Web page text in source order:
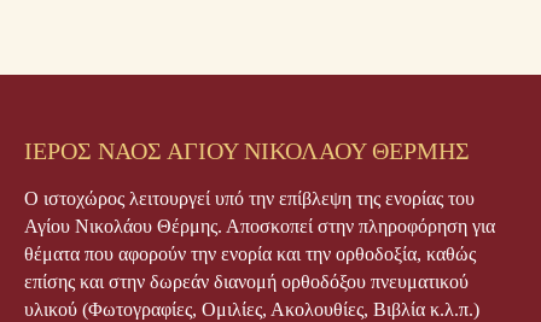
ΙΕΡΟΣ ΝΑΟΣ ΑΓΙΟΥ ΝΙΚΟΛΑΟΥ ΘΕΡΜΗΣ
Ο ιστοχώρος λειτουργεί υπό την επίβλεψη της ενορίας του
Αγίου Νικολάου Θέρμης. Αποσκοπεί στην πληροφόρηση για
θέματα που αφορούν την ενορία και την ορθοδοξία, καθώς
επίσης και στην δωρεάν διανομή ορθοδόξου πνευματικού
υλικού (Φωτογραφίες, Ομιλίες, Ακολουθίες, Βιβλία κ.λ.π.)